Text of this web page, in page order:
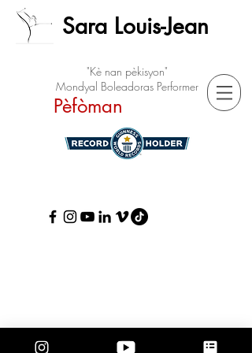
Sara Louis-Jean
Pèfòman
"Kè nan pèkisyon"
Mondyal Boleadoras Performer